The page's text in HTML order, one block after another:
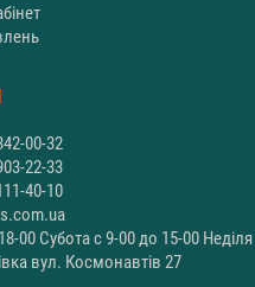
00-32
22-33
40-10
00 Субота с 9-00 до 15-00
вул. Космонавтів 27